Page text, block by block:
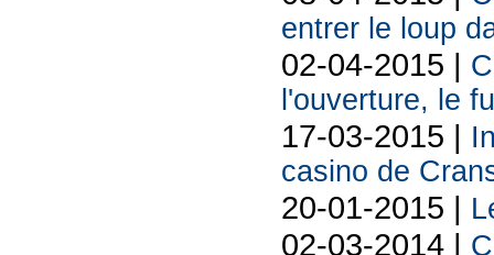
entrer le loup
02-04-2015 |
l'ouverture, le
17-03-2015 |
casino de
20-01-2015 |
02-03-2014 |